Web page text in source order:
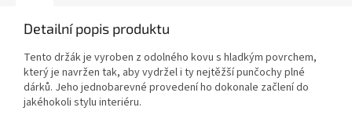
Detailní popis produktu
Tento držák je vyroben z odolného kovu s hladkým povrchem,
který je navržen tak, aby vydržel i ty nejtěžší punčochy plné
dárků. Jeho jednobarevné provedení ho dokonale začlení do
jakéhokoli stylu interiéru.